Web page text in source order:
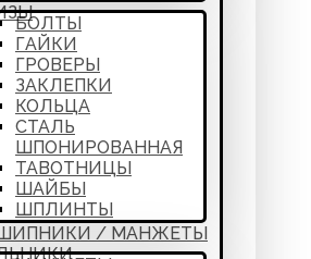
БОЛТЫ
ГАЙКИ
ГРОВЕРЫ
ЗАКЛЕПКИ
КОЛЬЦА
СТАЛЬ
ШПОНИРОВАННАЯ
ТАВОТНИЦЫ
ШАЙБЫ
ШПЛИНТЫ
/ МАНЖЕТЫ